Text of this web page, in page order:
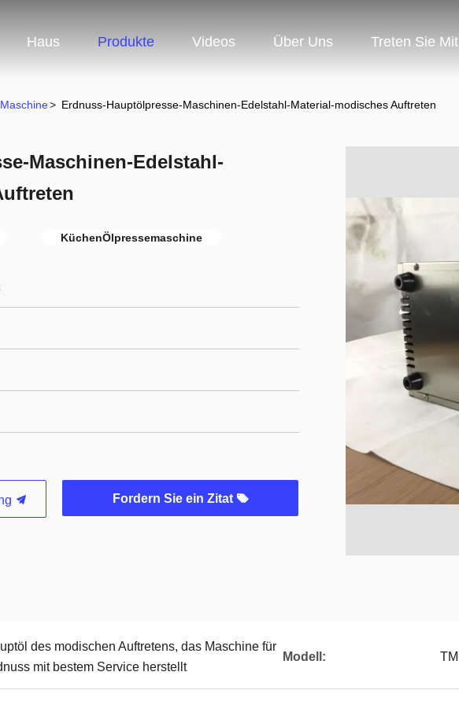
Haus Produkte Videos Über Uns Treten Sie
> Erdnuss-Hauptölpresse-Maschinen-Edelstahl-Material-modisches Auftreten
Maschinen-Edelstahl-
KüchenÖlpressemaschine
Fordern Sie ein Zitat
des modischen Auftretens, das Maschine für
mit bestem Service herstellt
Modell: